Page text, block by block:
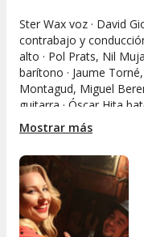
Ster Wax voz · David
contrabajo y
alto · Pol Prats, Nil
barítono · Jaume
Montagud, Miguel
guitarra · Óscar Hita
Mostrar más